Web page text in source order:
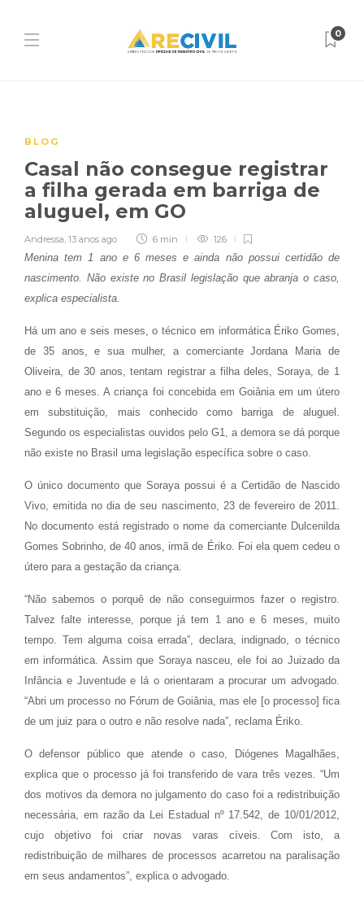
0
BLOG
Casal não consegue registrar
a filha gerada em barriga de
aluguel, em GO
Andressa, 13 anos ago 6 min 126
Menina tem 1 ano e 6 meses e ainda não possui certidão de
nascimento. Não existe no Brasil legislação que abranja o caso,
explica especialista.
Há um ano e seis meses, o técnico em informática Ériko Gomes,
de 35 anos, e sua mulher, a comerciante Jordana Maria de
Oliveira, de 30 anos, tentam registrar a filha deles, Soraya, de 1
ano e 6 meses. A criança foi concebida em Goiânia em um útero
em substituição, mais conhecido como barriga de aluguel.
Segundo os especialistas ouvidos pelo G1, a demora se dá porque
não existe no Brasil uma legislação específica sobre o caso.
O único documento que Soraya possui é a Certidão de Nascido
Vivo, emitida no dia de seu nascimento, 23 de fevereiro de 2011.
No documento está registrado o nome da comerciante Dulcenilda
Gomes Sobrinho, de 40 anos, irmã de Ériko. Foi ela quem cedeu o
útero para a gestação da criança.
“Não sabemos o porquê de não conseguirmos fazer o registro.
Talvez falte interesse, porque já tem 1 ano e 6 meses, muito
tempo. Tem alguma coisa errada”, declara, indignado, o técnico
em informática. Assim que Soraya nasceu, ele foi ao Juizado da
Infância e Juventude e lá o orientaram a procurar um advogado.
“Abri um processo no Fórum de Goiânia, mas ele [o processo] fica
de um juiz para o outro e não resolve nada”, reclama Ériko.
O defensor público que atende o caso, Diógenes Magalhães,
explica que o processo já foi transferido de vara três vezes. “Um
dos motivos da demora no julgamento do caso foi a redistribuição
necessária, em razão da Lei Estadual nº 17.542, de 10/01/2012,
cujo objetivo foi criar novas varas cíveis. Com isto, a
redistribuição de milhares de processos acarretou na paralisação
em seus andamentos”, explica o advogado.